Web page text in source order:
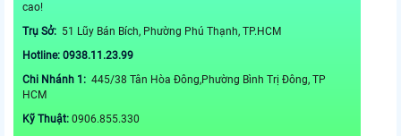
cao!
Trụ Sở: 51 Lũy Bán Bích, Phường Phú Thạnh, TP.HCM
Hotline: 0938.11.23.99
Chi Nhánh 1: 445/38 Tân Hòa Đông,Phường Bình Trị Đông, TP
HCM
Kỹ Thuật: 0906.855.330